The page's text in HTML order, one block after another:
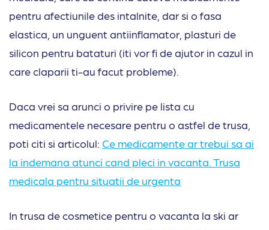
pentru afectiunile des intalnite, dar si o fasa
elastica, un unguent antiinflamator, plasturi de
silicon pentru bataturi (iti vor fi de ajutor in cazul in
care claparii ti-au facut probleme).
Daca vrei sa arunci o privire pe lista cu
medicamentele necesare pentru o astfel de trusa,
poti citi si articolul: Ce medicamente ar trebui sa ai
la indemana atunci cand pleci in vacanta. Trusa
medicala pentru situatii de urgenta
In trusa de cosmetice pentru o vacanta la ski ar